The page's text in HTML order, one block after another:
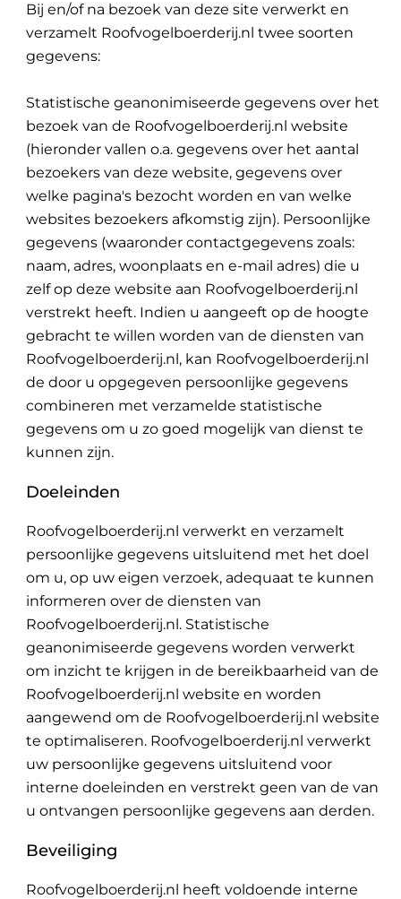
Bij en/of na bezoek van deze site verwerkt en
verzamelt Roofvogelboerderij.nl twee soorten
gegevens:
Statistische geanonimiseerde gegevens over het
bezoek van de Roofvogelboerderij.nl website
(hieronder vallen o.a. gegevens over het aantal
bezoekers van deze website, gegevens over
welke pagina's bezocht worden en van welke
websites bezoekers afkomstig zijn). Persoonlijke
gegevens (waaronder contactgegevens zoals:
naam, adres, woonplaats en e-mail adres) die u
zelf op deze website aan Roofvogelboerderij.nl
verstrekt heeft. Indien u aangeeft op de hoogte
gebracht te willen worden van de diensten van
Roofvogelboerderij.nl, kan Roofvogelboerderij.nl
de door u opgegeven persoonlijke gegevens
combineren met verzamelde statistische
gegevens om u zo goed mogelijk van dienst te
kunnen zijn.
Doeleinden
Roofvogelboerderij.nl verwerkt en verzamelt
persoonlijke gegevens uitsluitend met het doel
om u, op uw eigen verzoek, adequaat te kunnen
informeren over de diensten van
Roofvogelboerderij.nl. Statistische
geanonimiseerde gegevens worden verwerkt
om inzicht te krijgen in de bereikbaarheid van de
Roofvogelboerderij.nl website en worden
aangewend om de Roofvogelboerderij.nl website
te optimaliseren. Roofvogelboerderij.nl verwerkt
uw persoonlijke gegevens uitsluitend voor
interne doeleinden en verstrekt geen van de van
u ontvangen persoonlijke gegevens aan derden.
Beveiliging
Roofvogelboerderij.nl heeft voldoende interne